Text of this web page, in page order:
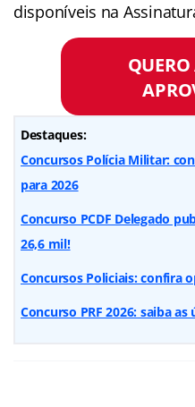
disponíveis na
Destaques:
Concursos Polícia Militar:
para 2026
Concurso PCDF Delegado
26,6 mil!
Concursos Policiais: confira
Concurso PRF 2026: saiba